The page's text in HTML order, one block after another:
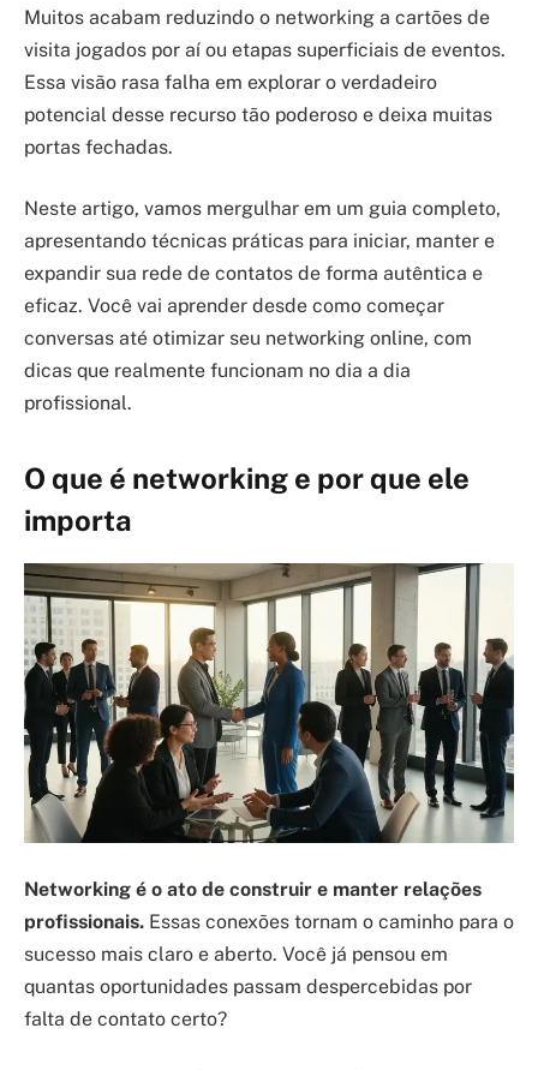
Muitos acabam reduzindo o networking a cartões de
visita jogados por aí ou etapas superficiais de eventos.
Essa visão rasa falha em explorar o verdadeiro
potencial desse recurso tão poderoso e deixa muitas
portas fechadas.
Neste artigo, vamos mergulhar em um guia completo,
apresentando técnicas práticas para iniciar, manter e
expandir sua rede de contatos de forma autêntica e
eficaz. Você vai aprender desde como começar
conversas até otimizar seu networking online, com
dicas que realmente funcionam no dia a dia
profissional.
O que é networking e por que ele
importa
Networking é o ato de construir e manter relações
profissionais. Essas conexões tornam o caminho para o
sucesso mais claro e aberto. Você já pensou em
quantas oportunidades passam despercebidas por
falta de contato certo?